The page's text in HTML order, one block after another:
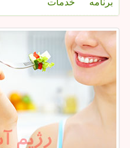
برنامه خدمات